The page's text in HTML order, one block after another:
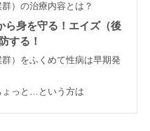
）の治療内容とは？
ら身を守る！エイズ（後
する！
）をふくめて性病は早期発
ょっと…という方は